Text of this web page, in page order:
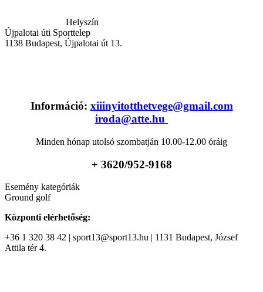
Helyszín
Újpalotai úti Sporttelep
1138 Budapest, Újpalotai út 13.
Információ: xiiinyitotthetvege@gmail.com
iroda@atte.hu
Minden hónap utolsó szombatján 10.00-12.00 óráig
+ 3620/952-9168
Esemény kategóriák
Ground golf
Központi elérhetőség:
+36 1 320 38 42 | sport13@sport13.hu | 1131 Budapest, József
Attila tér 4.